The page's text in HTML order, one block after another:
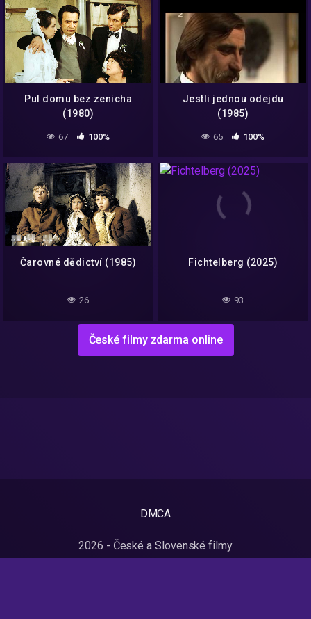
Pul domu bez zenicha
(1980)
67 100%
Jestli jednou odejdu
(1985)
65 100%
Čarovné dědictví (1985)
26
Fichtelberg (2025)
93
České filmy zdarma online
DMCA
2026 - České a Slovenské filmy